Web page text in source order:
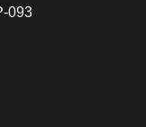
093